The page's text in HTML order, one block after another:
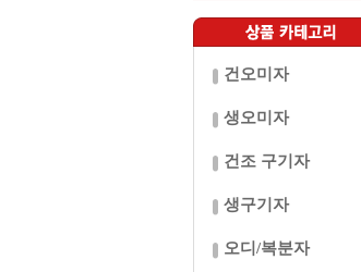
건오미자
생오미자
건조 구기자
생구기자
오디/복분자